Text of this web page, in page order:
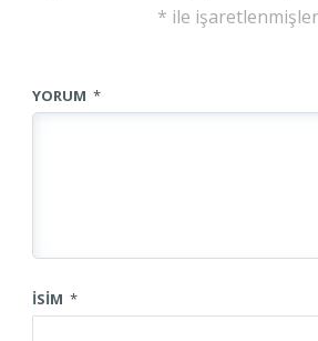
* ile
YORUM *
İSIM *